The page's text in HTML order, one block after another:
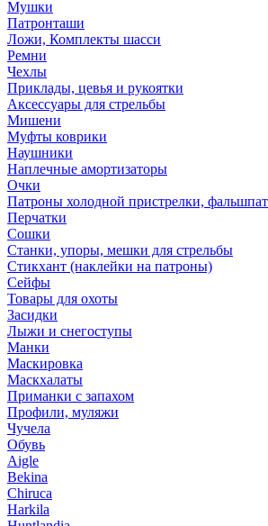
Мушки
Патронташи
Ложи, Комплекты шасси
Ремни
Чехлы
Приклады, цевья и рукоятки
Аксессуары для стрельбы
Мишени
Муфты коврики
Наушники
Наплечные амортизаторы
Очки
Патроны холодной пристрелки,
Перчатки
Сошки
Станки, упоры, мешки для стрельбы
Стикхант (наклейки на патроны)
Сейфы
Товары для охоты
Засидки
Лыжи и снегоступы
Манки
Маскировка
Маскхалаты
Приманки с запахом
Профили, муляжи
Чучела
Обувь
Aigle
Bekina
Chiruсa
Harkila